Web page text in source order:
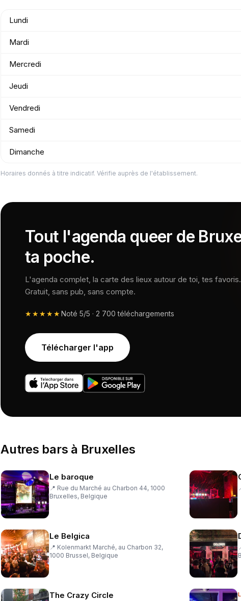
Lundi
Mardi
Mercredi
Jeudi
Vendredi
Samedi
Dimanche
Horaires donnés à titre indicatif. Vérifie auprès de l'établissement.
Tout l'agenda queer de
ta poche.
L'agenda complet, la carte des lieux autour de toi, tes favoris.
Gratuit, sans pub, sans compte.
★★★★★Noté 5/5 · 2 700 téléchargements
Télécharger l'app
Autres bars à Bruxelles
Le baroque
📍 Rue du Marché au Charbon 44, 1000
Bruxelles, Belgique
Le Belgica
📍 Kolenmarkt Marché, au Charbon 32,
1000 Brussel, Belgique
The Crazy Circle